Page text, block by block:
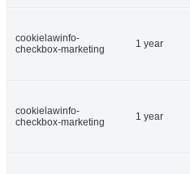
cookielawinfo-
checkbox-marketing
1 year
cookielawinfo-
checkbox-marketing
1 year